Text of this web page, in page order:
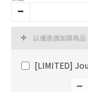
以優惠價加購商品
[LIMITED]